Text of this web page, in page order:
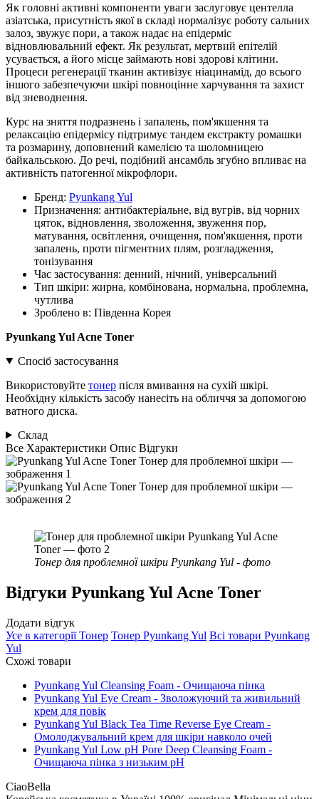
Як головні активні компоненти уваги заслуговує центелла
азіатська, присутність якої в складі нормалізує роботу сальних
залоз, звужує пори, а також надає на епідерміс
відновлювальний ефект. Як результат, мертвий епітелій
усувається, а його місце займають нові здорові клітини.
Процеси регенерації тканин активізує ніацинамід, до всього
іншого забезпечуючи шкірі повноцінне харчування та захист
від зневоднення.
Курс на зняття подразнень і запалень, пом'якшення та
релаксацію епідермісу підтримує тандем екстракту ромашки
та розмарину, доповнений камелією та шоломницею
байкальською. До речі, подібний ансамбль згубно впливає на
активність патогенної мікрофлори.
Бренд: Pyunkang Yul
Призначення: антибактеріальне, від вугрів, від чорних
цяток, відновлення, зволоження, звуження пор,
матування, освітлення, очищення, пом'якшення, проти
запалень, проти пігментних плям, розгладження,
тонізування
Час застосування: денний, нічний, універсальний
Тип шкіри: жирна, комбінована, нормальна, проблемна,
чутлива
Зроблено в: Південна Корея
Pyunkang Yul Acne Toner
Спосіб застосування
Використовуйте тонер після вмивання на сухій шкірі.
Необхідну кількість засобу нанесіть на обличчя за допомогою
ватного диска.
Склад
Все Характеристики Опис Відгуки
Тонер для проблемної шкіри Pyunkang Yul - фото
Відгуки Pyunkang Yul Acne Toner
Додати відгук
Усе в категоріїТонер Тонер Pyunkang Yul Всі товари Pyunkang
Yul
Схожі товари
Pyunkang Yul Cleansing Foam - Очищаюча пінка
Pyunkang Yul Eye Cream - Зволожуючий та живильний
крем для повік
Pyunkang Yul Black Tea Time Reverse Eye Cream -
Омолоджувальний крем для шкіри навколо очей
Pyunkang Yul Low pH Pore Deep Cleansing Foam -
Очищаюча пінка з низьким рН
CiaoBella